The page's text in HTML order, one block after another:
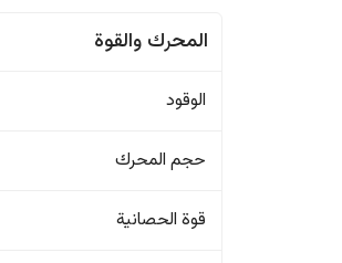
المحرك والقوة
الوقود
حجم المحرك
قوة الحصانية